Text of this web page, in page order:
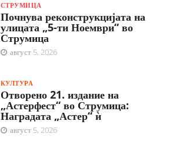
СТРУМИЦА
Почнува реконструкцијата на
улицата „5-ти Ноември“ во
Струмица
август 5, 2026
КУЛТУРА
Отворено 21. издание на
„Астерфест“ во Струмица:
Наградата „Астер“ ѝ
август 5, 2026